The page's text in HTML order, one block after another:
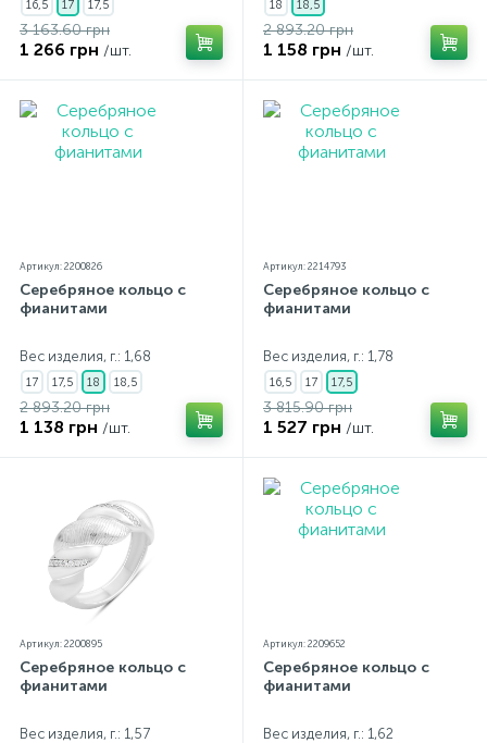
16,5 17 17,5
3 163.60 грн
1 266 грн /шт.
18 18,5
2 893.20 грн
1 158 грн /шт.
Артикул: 2200826
Серебряное кольцо с
фианитами
Вес изделия, г.: 1,68
17 17,5 18 18,5
2 893.20 грн
1 138 грн /шт.
Артикул: 2214793
Серебряное кольцо с
фианитами
Вес изделия, г.: 1,78
16,5 17 17,5
3 815.90 грн
1 527 грн /шт.
Артикул: 2200895
Серебряное кольцо с
фианитами
Вес изделия, г.: 1,57
Артикул: 2209652
Серебряное кольцо с
фианитами
Вес изделия, г.: 1,62